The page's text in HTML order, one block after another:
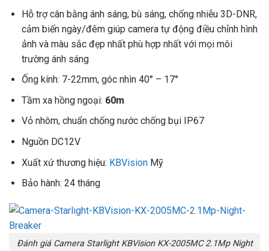
Hỗ trợ cân bằng ánh sáng, bù sáng, chống nhiễu 3D-DNR,
cảm biến ngày/đêm giúp camera tự động điều chỉnh hình
ảnh và màu sắc đẹp nhất phù hợp nhất với mọi môi
trường ánh sáng
Ống kính: 7-22mm, góc nhìn 40° – 17°
Tầm xa hồng ngoại: 60m
Vỏ nhôm, chuẩn chống nước chống bụi IP67
Nguồn DC12V
Xuất xứ thương hiệu: KBVisionMỹ
Bảo hành: 24 tháng
Đánh giá Camera Starlight KBVision KX-2005MC 2.1Mp Night